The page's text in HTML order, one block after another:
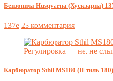
Бензопила Husqvarna (Хускварна)
137e 23 комментария
Карбюратор Sthil MS180 (Штиль